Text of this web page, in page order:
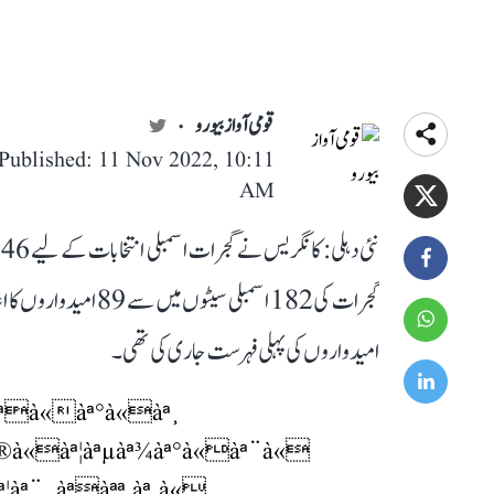
قومی آواز بیورو
11 Nov 2022, 10:11
AM
امیدواروں کی پہلی فہرست جاری کی تھی۔